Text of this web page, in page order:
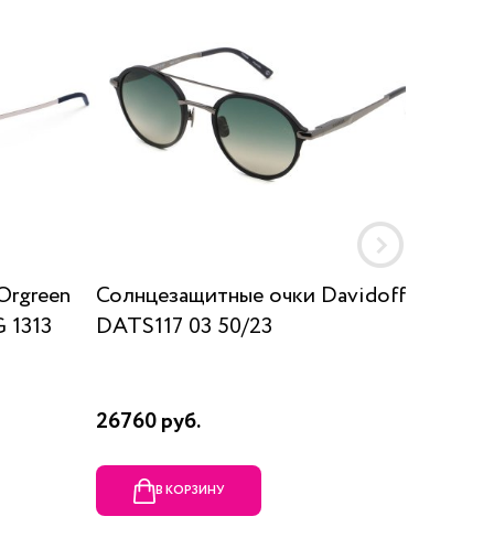
1313
Солнцезащитные очки Davidoff
DATS117 03 50/23
26760 руб.
В КОРЗИНУ